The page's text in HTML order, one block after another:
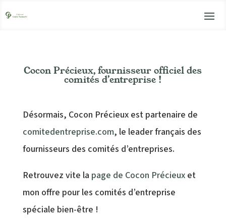
Cocon Précieux, fournisseur officiel des
comités d’entreprise !
Désormais, Cocon Précieux est partenaire de
comitedentreprise.com, le leader français des
fournisseurs des comités d’entreprises.
Retrouvez vite la page de Cocon Précieuxet
mon offre pour les comités d’entreprise
spéciale bien-être !